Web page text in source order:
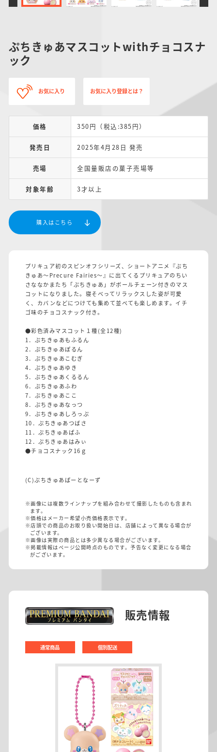
ぷちきゅあマスコットwithチョコスナ
ック
お気に入り お気に入り登録とは？
価格 350円（税込:385円）
発売日 2025年4月28日 発売
売場 全国量販店の菓子売場等
対象年齢 3才以上
購入はこちら
プリキュア初のスピンオフシリーズ、ショートアニメ『ぷち
きゅあ～Precure Fairies～』に出てくるプリキュアのちい
さななかまたち「ぷちきゅあ」がボールチェーン付きのマス
コットになりました。寝そべってリラックスした姿が可愛
く、カバンなどにつけても集めて並べても楽しめます。イチ
ゴ味のチョコスナック付き。
●彩色済みマスコット１種(全12種)
1．ぷちきゅあもふるん
2．ぷちきゅあぽるん
3．ぷちきゅあこむぎ
4．ぷちきゅあゆき
5．ぷちきゅあくるるん
6．ぷちきゅあふわ
7．ぷちきゅあここ
8．ぷちきゅあなっつ
9．ぷちきゅあしろっぷ
10．ぷちきゅあつばさ
11．ぷちきゅあぱふ
12．ぷちきゅあはみぃ
●チョコスナック16ｇ
(C)ぷちきゅあぱーとなーず
※画像には複数ラインナップを組み合わせて撮影したものも含まれ
ます。
※価格はメーカー希望小売価格表示です。
※店頭での商品のお取り扱い開始日は、店舗によって異なる場合が
ございます。
※画像は実際の商品とは多少異なる場合がございます。
※掲載情報はページ公開時点のものです。予告なく変更になる場合
がございます。
販売情報
通常商品 個別配送